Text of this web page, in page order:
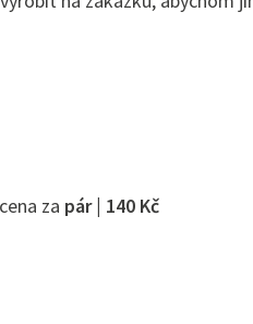
cena za pár | 140 Kč